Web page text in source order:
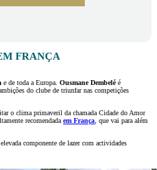
FRANÇA
e de toda a Europa. Ousmane Dembeléé
do clube de triunfar nas competições
o clima primaveril da chamada Cidade do Amor
recomendada em França , que vai para além
elevada componente de lazer com actividades